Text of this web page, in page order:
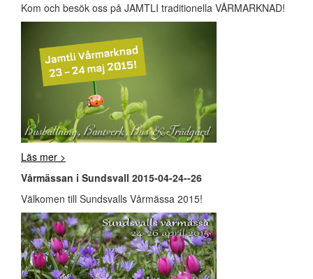
Kom och besök oss på JAMTLI traditionella VÅRMARKNAD!
Läs mer >
Vårmässan i Sundsvall 2015-04-24--26
Välkomen till Sundsvalls Vårmässa 2015!